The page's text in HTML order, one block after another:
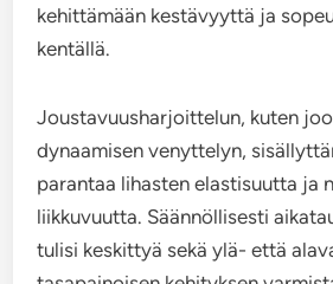
kehittämään kestävyyttä ja
kentällä.
Joustavuusharjoittelun, kuten
dynaamisen venyttelyn,
parantaa lihasten elastisuutta ja
liikkuvuutta. Säännöllisesti
tulisi keskittyä sekä ylä- että